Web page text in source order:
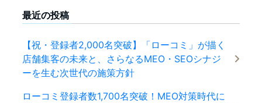
最近の投稿
【祝・登録者2,000名突破】「ローコミ」が描く
店舗集客の未来と、さらなるMEO・SEOシナジ
ーを生む次世代の施策方針
ローコミ登録者数1,700名突破！MEO対策時代に